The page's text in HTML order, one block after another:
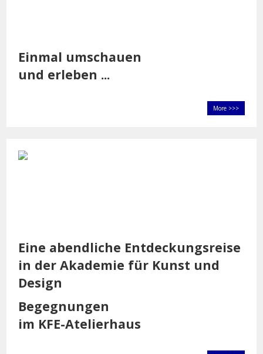
Einmal umschauen
und erleben ...
More >>>
Eine abendliche Entdeckungsreise
in der Akademie für Kunst und
Design
Begegnungen
im KFE-Atelierhaus